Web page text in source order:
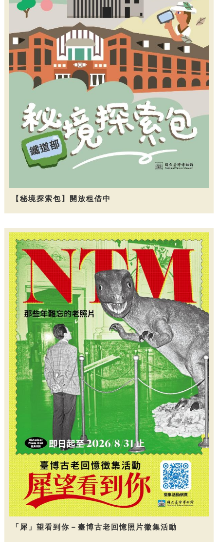
【秘境探索包】開放租借中
「犀」望看到你－臺博古老回憶照片徵集活動